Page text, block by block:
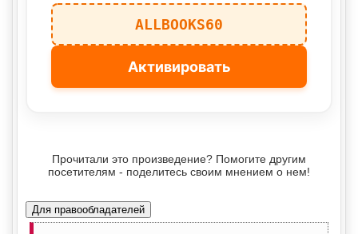
ALLBOOKS60
Активировать
Прочитали это произведение? Помогите другим
посетителям - поделитесь своим мнением о нем!
Для правообладателей